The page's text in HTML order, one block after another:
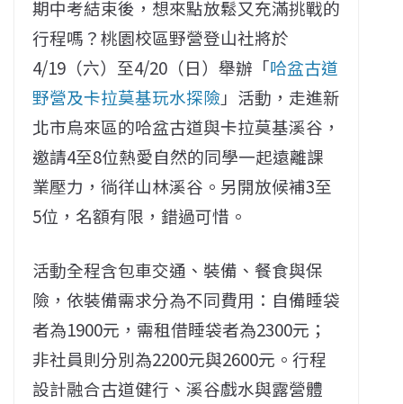
期中考結束後，想來點放鬆又充滿挑戰的
行程嗎？桃園校區野營登山社將於
4/19（六）至4/20（日）舉辦「哈盆古道
野營及卡拉莫基玩水探險 」活動，走進新
北市烏來區的哈盆古道與卡拉莫基溪谷，
邀請4至8位熱愛自然的同學一起遠離課
業壓力，徜徉山林溪谷。另開放候補3至
5位，名額有限，錯過可惜。
活動全程含包車交通、裝備、餐食與保
險，依裝備需求分為不同費用：自備睡袋
者為1900元，需租借睡袋者為2300元；
非社員則分別為2200元與2600元。行程
設計融合古道健行、溪谷戲水與露營體